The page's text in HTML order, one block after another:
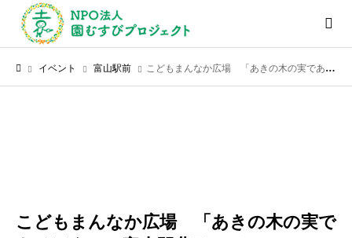
イベント 富山駅前 こどもまんなか広場 「あきの木の実であそぼう！」富山駅北口にて
こどもまんなか広場 「あきの木の実で